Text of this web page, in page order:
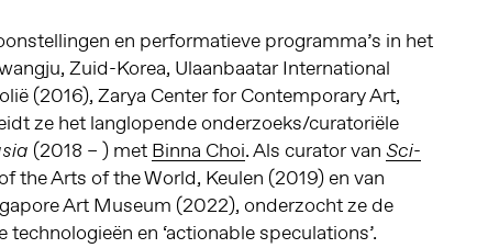
en performatieve programma’s in het
Zuid-Korea, Ulaanbaatar International
(2016), Zarya Center for Contemporary Art,
ze het langlopende onderzoeks/curatoriële
(2018 – ) met Binna Choi. Als curator van Sci-
the Arts of the World, Keulen (2019) en van
Art Museum (2022), onderzocht ze de
en ‘actionable speculations’.